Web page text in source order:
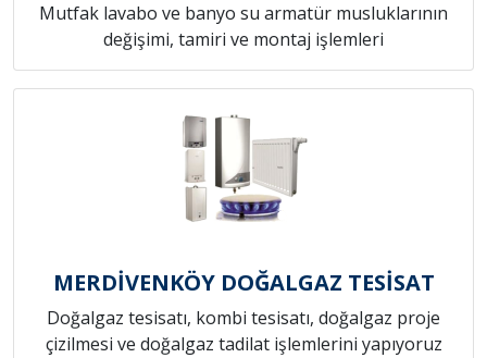
Mutfak lavabo ve banyo su armatür musluklarının
değişimi, tamiri ve montaj işlemleri
MERDİVENKÖY DOĞALGAZ TESİSAT
Doğalgaz tesisatı, kombi tesisatı, doğalgaz proje
çizilmesi ve doğalgaz tadilat işlemlerini yapıyoruz